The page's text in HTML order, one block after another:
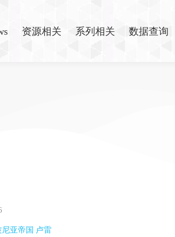
资源相关 系列相关 数据查询
亚帝国 卢雷